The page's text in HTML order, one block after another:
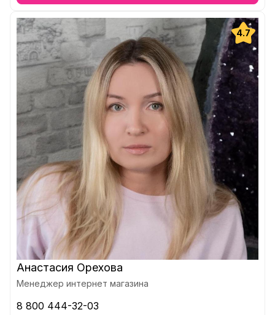
4.7
Анастасия Орехова
Менеджер интернет магазина
8 800 444-32-03